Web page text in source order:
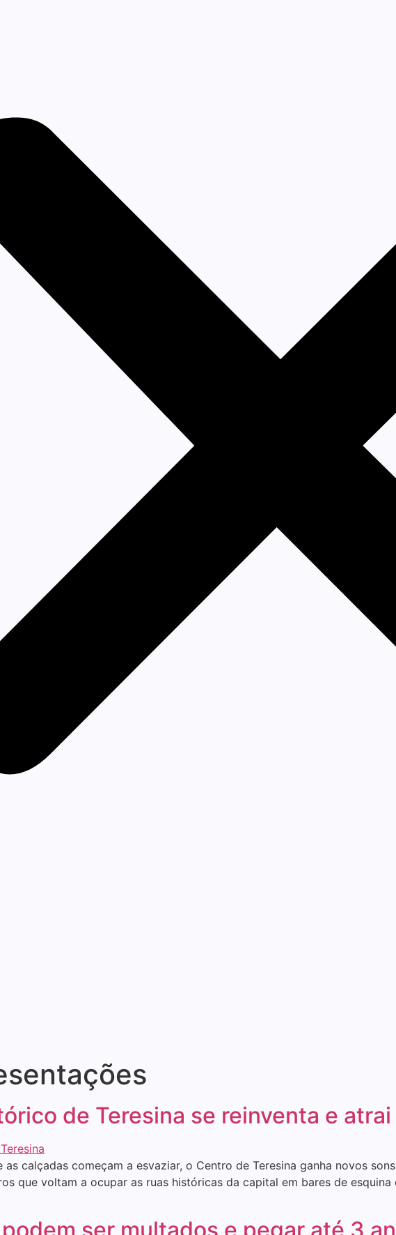
de Teresina se reinventa e
as calçadas começam a esvaziar, o Centro de Teresina ganha novos
que voltam a ocupar as ruas históricas da capital em bares de